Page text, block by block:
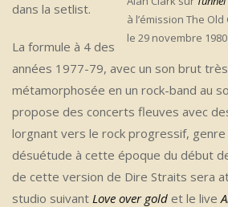
à l’émission The
le 29 novembre 1980
dans la setlist.
La formule à 4 des
années 1977-79, avec un son brut
métamorphosée en un rock-band au
propose des concerts fleuves avec
lorgnant vers le rock progressif,
désuétude à cette époque du début
de cette version de Dire Straits sera
studio suivant Love over gold et le live